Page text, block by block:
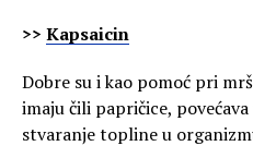
>> Kapsaicin
Dobre su i kao pomoć pri
imaju čili papričice,
stvaranje topline u